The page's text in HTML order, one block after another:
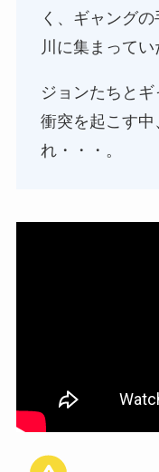
く、ギャング
川に集まってい
ジョンたちと
衝突を起こす
れ・・・。